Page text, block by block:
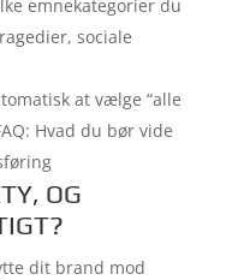
emnekategorier du
sociale
at vælge “alle
Hvad du bør vide
OG
dit brand mod